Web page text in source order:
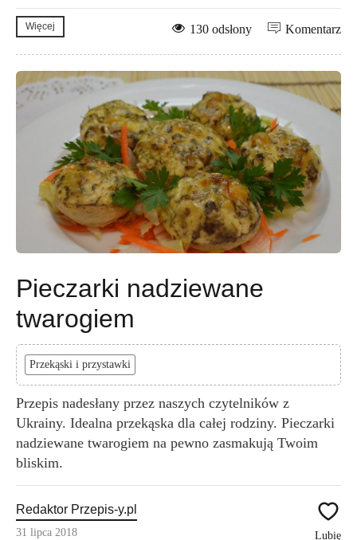
Więcej Komentarz
130 odsłony
Pieczarki nadziewane
twarogiem
Przekąski i przystawki
Przepis nadesłany przez naszych czytelników z
Ukrainy. Idealna przekąska dla całej rodziny. Pieczarki
nadziewane twarogiem na pewno zasmakują Twoim
bliskim.
Redaktor Przepis-y.pl
31 lipca 2018 Lubię